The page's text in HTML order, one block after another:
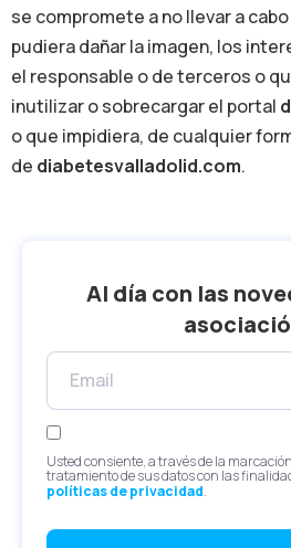
se compromete a no llevar a
pudiera dañar la imagen, los
el responsable o de terceros o
inutilizar o sobrecargar el portal
o que impidiera, de cualquier
de diabetesvalladolid.com.
Al día con las
Usted consiente, a través de la
tratamiento de sus datos con las
políticas de privacidad.